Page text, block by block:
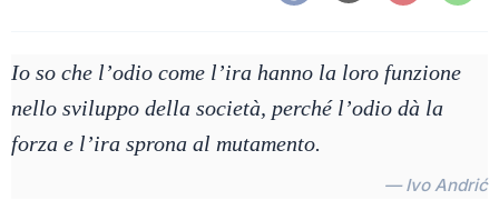
Io so che l’odio come l’ira hanno la loro funzione
nello sviluppo della società, perché l’odio dà la
forza e l’ira sprona al mutamento.
— Ivo Andrić